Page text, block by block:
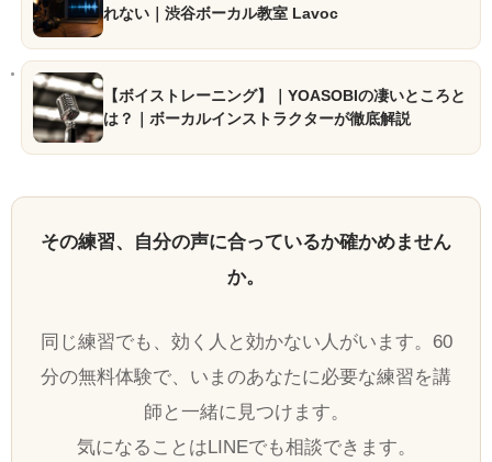
れない｜渋谷ボーカル教室 Lavoc
【ボイストレーニング】｜YOASOBIの凄いところと
は？｜ボーカルインストラクターが徹底解説
その練習、自分の声に合っているか確かめません
か。
同じ練習でも、効く人と効かない人がいます。60
分の無料体験で、いまのあなたに必要な練習を講
師と一緒に見つけます。
気になることはLINEでも相談できます。